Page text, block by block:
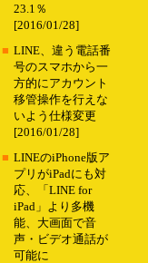
23.1％
[2016/01/28]
■ LINE、違う電話番
号のスマホから一
方的にアカウント
移管操作を行えな
いよう仕様変更
[2016/01/28]
■ LINEのiPhone版ア
プリがiPadにも対
応、「LINE for
iPad」より多機
能、大画面で音
声・ビデオ通話が
可能に